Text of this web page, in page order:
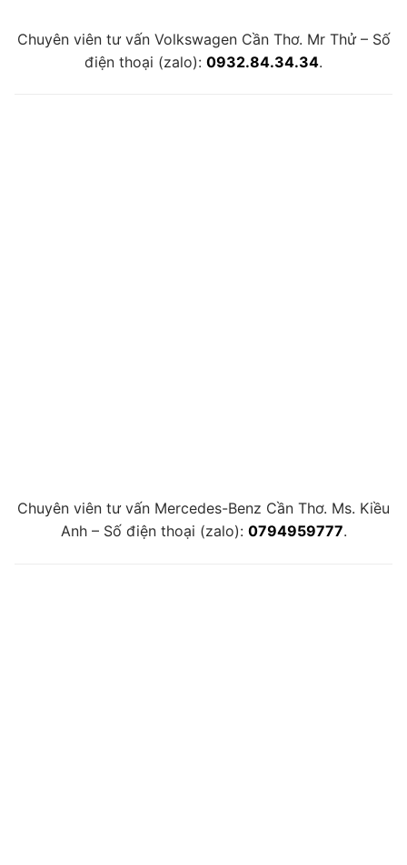
Chuyên viên tư vấn Volkswagen Cần Thơ. Mr Thử – Số
điện thoại (zalo): 0932.84.34.34.
Chuyên viên tư vấn Mercedes-Benz Cần Thơ. Ms. Kiều
Anh – Số điện thoại (zalo): 0794959777.